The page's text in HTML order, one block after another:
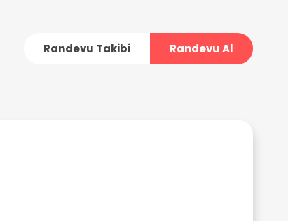
Randevu Takibi Randevu Al